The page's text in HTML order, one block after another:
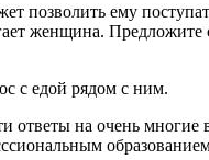
позволить ему
женщина.
с едой рядом с ним.
ответы на очень многие